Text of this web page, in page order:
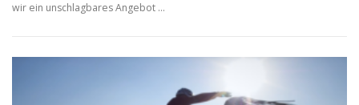
wir ein unschlagbares Angebot …